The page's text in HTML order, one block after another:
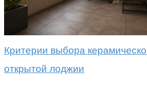
Критерии выбора
открытой лоджии